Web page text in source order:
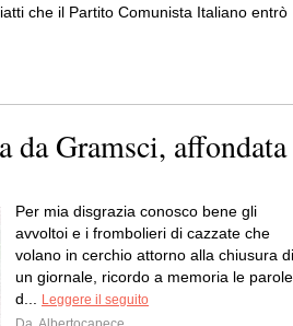
che il Partito Comunista Italiano entrò
da Gramsci, affondata
Per mia disgrazia conosco bene gli
avvoltoi e i frombolieri di cazzate che
volano in cerchio attorno alla chiusura di
un giornale, ricordo a memoria le parole
d...
Leggere il seguito